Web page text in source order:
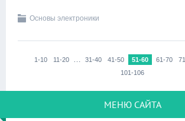
Основы электроники
1-10 11-20 … 31-40 41-50 51-60 61-70
101-106
МЕНЮ САЙТА